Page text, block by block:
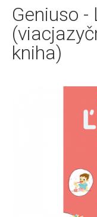
Geniuso -
kniha)